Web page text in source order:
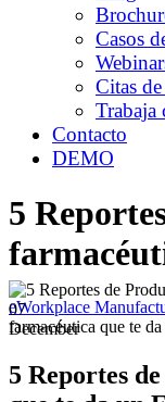
Casos
Citas
Trabaja
Contacto
DEMO
5
eWorkplace
farmacéutica que te
07
December
5 Reportes